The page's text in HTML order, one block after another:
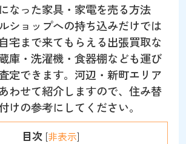
なった家具・家電を売る方法
ショップへの持ち込みだけでは
宅まで来てもらえる出張買取な
庫・洗濯機・食器棚なども運び
定できます。河辺・新町エリア
わせて紹介しますので、住み替
けの参考にしてください。
目次 [非表示]